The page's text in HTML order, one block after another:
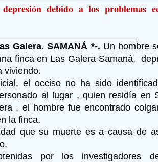
debido a los problemas
Galera. SAMANÁ *-. Un hombre
finca en Las Galera Samaná,
viviendo.
el occiso no ha sido
al lugar , quien residía en
, el hombre fue encontrado
la finca.
que su muerte es a causa de
por los investigadores